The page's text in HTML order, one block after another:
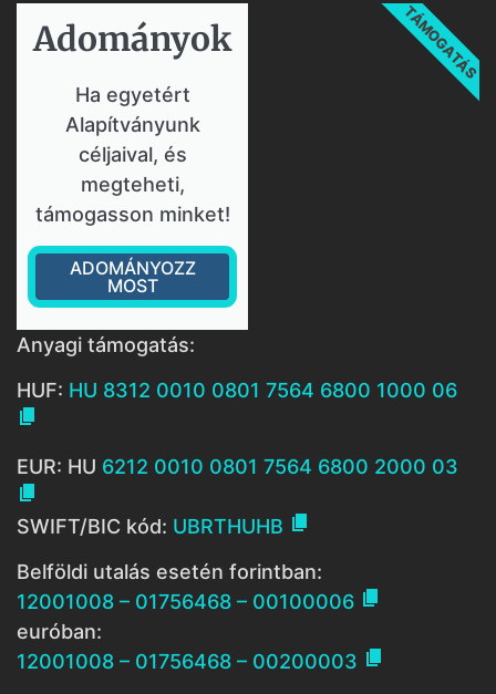
Adományok​
Ha egyetért
Alapítványunk
céljaival, és
megteheti,
támogasson minket!
ADOMÁNYOZZ
MOST
TÁMOGATÁS
Anyagi támogatás:
HUF: HU 8312 0010 0801 7564 6800 1000 06

EUR: HU 6212 0010 0801 7564 6800 2000 03

SWIFT/BIC kód: UBRTHUHB 
Belföldi utalás esetén forintban:
12001008 – 01756468 – 00100006 
euróban:
12001008 – 01756468 – 00200003 